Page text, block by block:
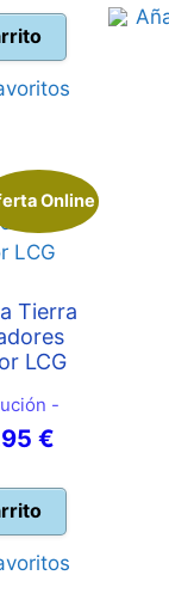
era:
Online
Tierra
LCG
-
€.
€
es:
38,95 €.